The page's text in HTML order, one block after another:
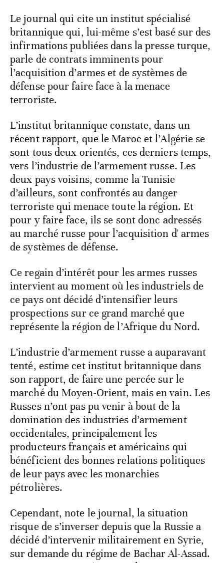
Le journal qui cite un institut spécialisé
britannique qui, lui-même s’est basé sur des
infirmations publiées dans la presse turque,
parle de contrats imminents pour
l’acquisition d’armes et de systèmes de
défense pour faire face à la menace
terroriste.
L’institut britannique constate, dans un
récent rapport, que le Maroc et l’Algérie se
sont tous deux orientés, ces derniers temps,
vers l’industrie de l’armement russe. Les
deux pays voisins, comme la Tunisie
d’ailleurs, sont confrontés au danger
terroriste qui menace toute la région. Et
pour y faire face, ils se sont donc adressés
au marché russe pour l’acquisition d' armes
de systèmes de défense.
Ce regain d’intérêt pour les armes russes
intervient au moment où les industriels de
ce pays ont décidé d’intensifier leurs
prospections sur ce grand marché que
représente la région de l’Afrique du Nord.
L’industrie d’armement russe a auparavant
tenté, estime cet institut britannique dans
son rapport, de faire une percée sur le
marché du Moyen-Orient, mais en vain. Les
Russes n’ont pas pu venir à bout de la
domination des industries d’armement
occidentales, principalement les
producteurs français et américains qui
bénéficient des bonnes relations politiques
de leur pays avec les monarchies
pétrolières.
Cependant, note le journal, la situation
risque de s’inverser depuis que la Russie a
décidé d’intervenir militairement en Syrie,
sur demande du régime de Bachar Al-Assad.